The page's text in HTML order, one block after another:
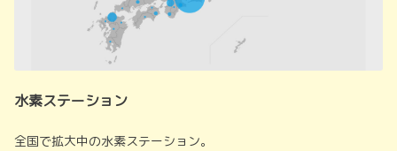
水素ステーション
全国で拡大中の水素ステーション。